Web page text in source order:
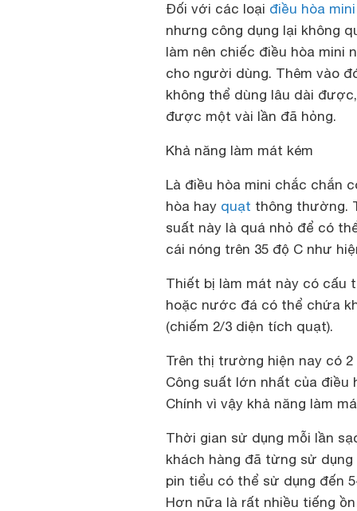
Đối với các loại điều hòa mini
nhưng công dụng lại không
làm nên chiếc điều hòa mini
cho người dùng. Thêm vào
không thể dùng lâu dài
được một vài lần đã hỏng.
Khả năng làm mát kém
Là điều hòa mini chắc chắn
hòa hay quạt thông thường.
suất này là quá nhỏ để có
cái nóng trên 35 độ C như
Thiết bị làm mát này có cấu
hoặc nước đá có thể chứa
(chiếm 2/3 diện tích quạt).
Trên thị trường hiện nay có
Công suất lớn nhất của điều
Chính vì vậy khả năng làm
Thời gian sử dụng mỗi lần
khách hàng đã từng sử
pin tiểu có thể sử dụng đến
Hơn nữa là rất nhiều tiếng